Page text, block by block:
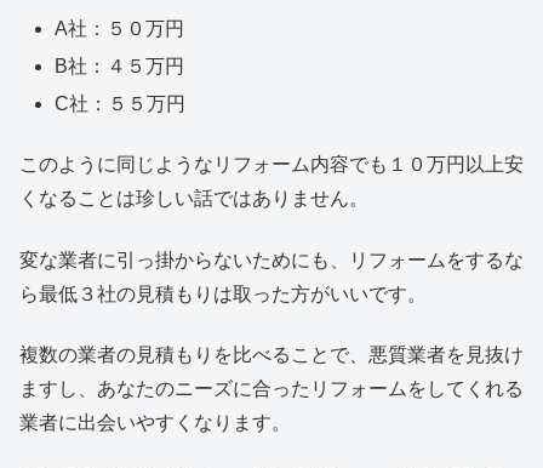
A社：５０万円
B社：４５万円
C社：５５万円
このように同じようなリフォーム内容でも１０万円以上安
くなることは珍しい話ではありません。
変な業者に引っ掛からないためにも、リフォームをするな
ら最低３社の見積もりは取った方がいいです。
複数の業者の見積もりを比べることで、悪質業者を見抜け
ますし、あなたのニーズに合ったリフォームをしてくれる
業者に出会いやすくなります。